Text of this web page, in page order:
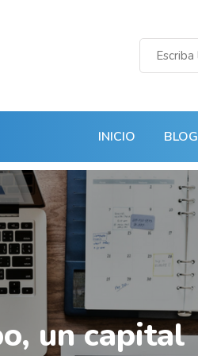
INICIO BLOG
un capital